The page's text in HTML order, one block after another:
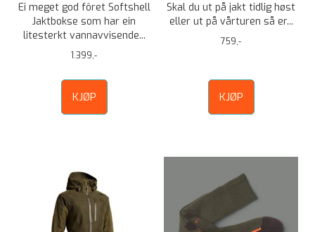
Ei meget god fôret Softshell
Jaktbokse som har ein
litesterkt vannavvisende...
1.399,-
KJØP
Skal du ut på jakt tidlig høst
eller ut på vårturen så er...
759,-
KJØP